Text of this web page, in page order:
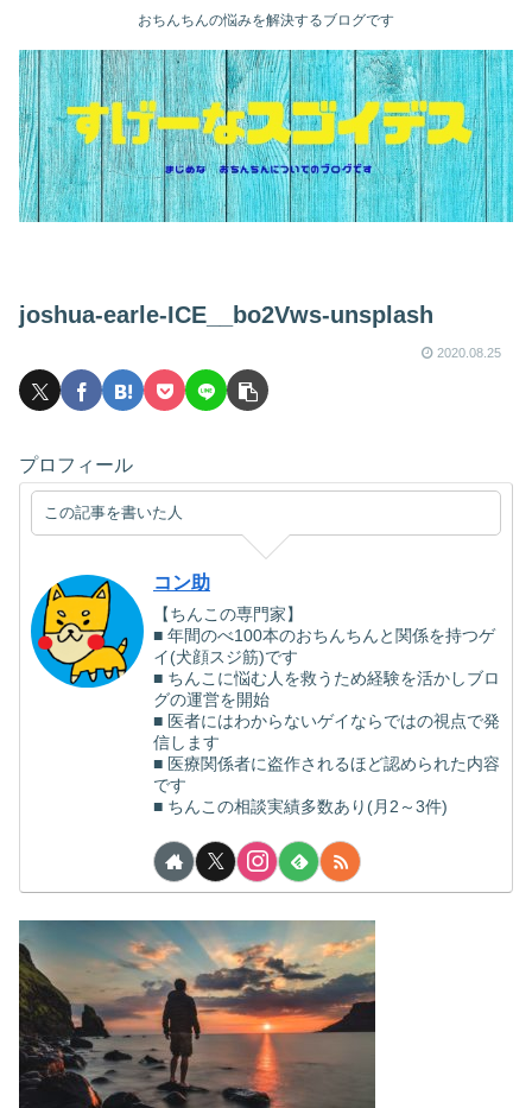
おちんちんの悩みを解決するブログです
joshua-earle-ICE__bo2Vws-unsplash
2020.08.25
プロフィール
この記事を書いた人
コン助
【ちんこの専門家】
■ 年間のべ100本のおちんちんと関係を持つゲ
イ(犬顔スジ筋)です
■ ちんこに悩む人を救うため経験を活かしブロ
グの運営を開始
■ 医者にはわからないゲイならではの視点で発
信します
■ 医療関係者に盗作されるほど認められた内容
です
■ ちんこの相談実績多数あり(月2～3件)